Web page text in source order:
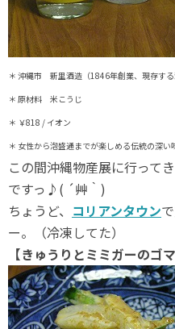
＊ 沖縄市 新里酒造（1846年創業、現存する
＊ 原材料 米こうじ
＊ ￥818 / イオン
＊ 女性から泡盛通までが楽しめる伝統の深
この間沖縄物産展に行って
ですっ♪( ´艸｀)
ちょうど、 コリアンタウン
ー。（冷凍してた）
【きゅうりとミミガーのゴ